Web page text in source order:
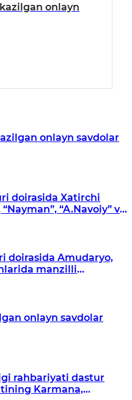
onlayn
onlayn savdolar
doirasida Xatirchi
“A.Navoiy” va
doirasida Amudaryo,
manzilli
onlayn savdolar
rahbariyati dastur
Karmana,